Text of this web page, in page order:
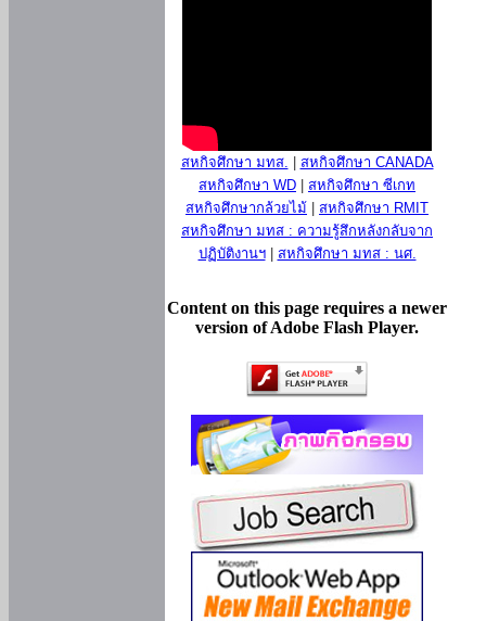
สหกิจศึกษา มทส.
สหกิจศึกษา CANADA
สหกิจศึกษา WD
สหกิจศึกษา ซีเกท
สหกิจศึกษากล้วยไม้
สหกิจศึกษา RMIT
สหกิจศึกษา มทส : ความรู้สึกหลังกลับจาก
ปฏิบัติงานฯ| สหกิจศึกษา มทส : นศ.
Content on this page requires a newer
version of Adobe Flash Player.